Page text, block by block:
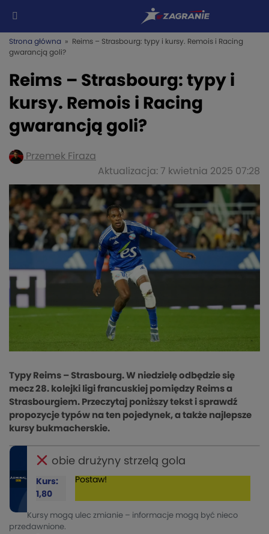
Strona główna » Reims – Strasbourg: typy i kursy. Remois i Racing
gwarancją goli?
Reims – Strasbourg: typy i
kursy. Remois i Racing
gwarancją goli?
Przemek Firaza
Aktualizacja: 7 kwietnia 2025 07:28
Typy Reims – Strasbourg. W niedzielę odbędzie się
mecz 28. kolejki ligi francuskiej pomiędzy Reims a
Strasbourgiem. Przeczytaj poniższy tekst i sprawdź
propozycje typów na ten pojedynek, a także najlepsze
kursy bukmacherskie.
obie drużyny strzelą gola
Kurs:
1,80
Postaw!
Kursy mogą ulec zmianie – informacje mogą być nieco
przedawnione.